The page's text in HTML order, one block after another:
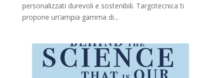
personalizzati durevoli e sostenibili. Targotecnica ti
propone un’ampia gamma di...